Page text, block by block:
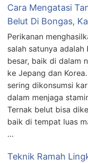
Cara Mengatasi
Belut Di Bongas,
Perikanan
salah satunya
besar, baik di dalam
ke Jepang dan
sering dikonsumsi
dalam menjaga
Ternak belut bisa
baik di tempat luas
…
Teknik Ramah